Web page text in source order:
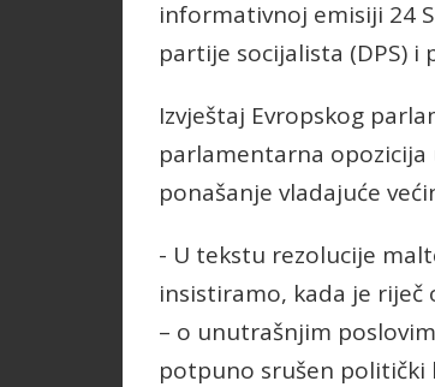
informativnoj emisiji 24
partije socijalista (DPS) i
Izvještaj Evropskog
parlamentarna
ponašanje vladajuće
- U tekstu rezolucije
insistiramo, kada je riječ
– o unutrašnjim
potpuno srušen politički